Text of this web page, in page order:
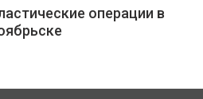
операции в